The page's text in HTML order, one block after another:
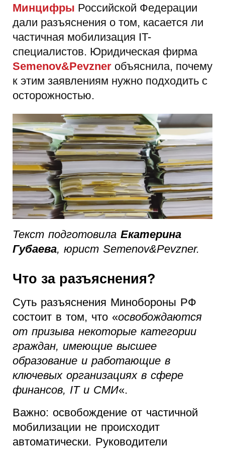
Минцифры Российской Федерации
дали разъяснения о том, касается ли
частичная мобилизация IT-
специалистов. Юридическая фирма
Semenov&Pevzner объяснила, почему
к этим заявлениям нужно подходить с
осторожностью.
Текст подготовила Екатерина
Губаева, юрист Semenov&Pevzner.
Что за разъяснения?
Суть разъяснения Минобороны РФ
состоит в том, что «освобождаются
от призыва некоторые категории
граждан, имеющие высшее
образование и работающие в
ключевых организациях в сфере
финансов, IT и СМИ«.
Важно: освобождение от частичной
мобилизации не происходит
автоматически. Руководители